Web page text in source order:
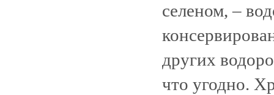
селеном, –
других
что угодно.